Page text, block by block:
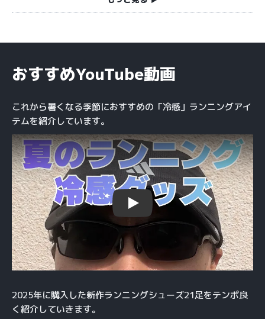
おすすめYouTube動画
これから暑くなる季節におすすめの「冷感」ランニングアイ
テムを紹介しています。
Play
2025年に購入した新作ランニングシューズ21足をテンポ良
く紹介していきます。